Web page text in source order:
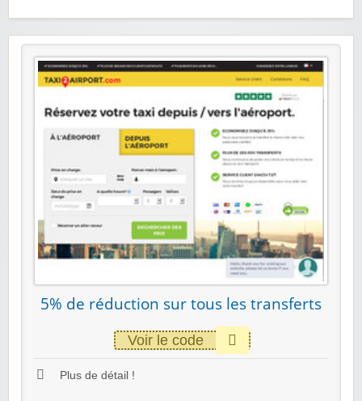
5% de réduction sur tous les transferts
Voir le code
Plus de détail !